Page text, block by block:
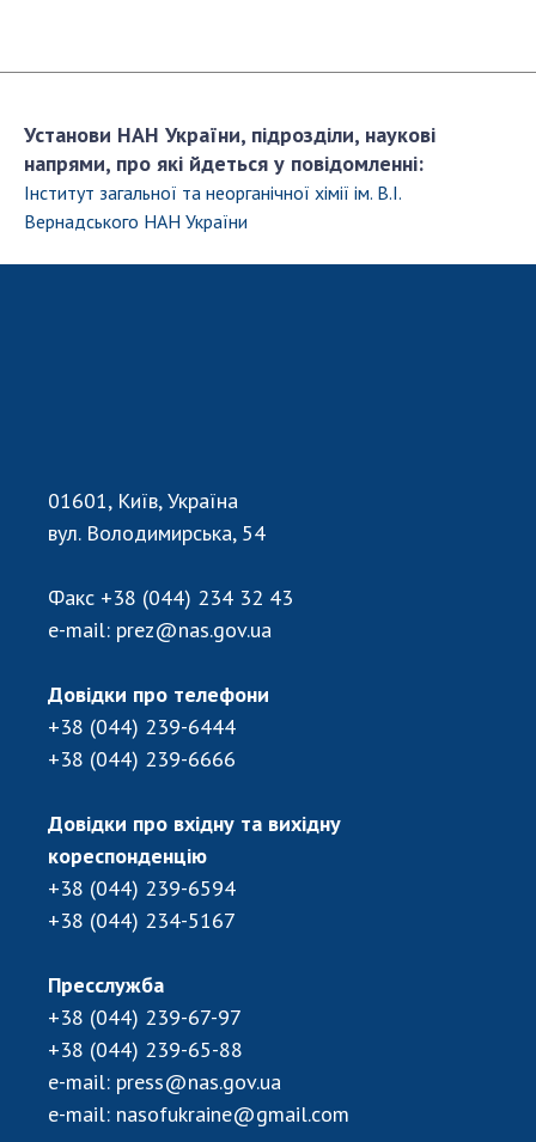
Відкрита наука в НАН України
Робота з молоддю
МІЖНАРОДНЕ СПІВРОБІТНИЦТВО
Державний бюджет НАН України
Вибори до складу НАН України
НОВИНИ
НАУКОВІ ВИДАННЯ
МЕДІА ПРО НАС
АКАДЕМІЯ КОМЕНТУЄ
КОНТАКТИ
ПРОФСПІЛКА НАН УКРАЇНИ
Установи НАН України, підрозділи, наукові
напрями, про які йдеться у повідомленні:
Інститут загальної та неорганічної хімії ім. В.І.
Вернадського НАН України
01601, Київ, Україна
вул. Володимирська, 54
Факс +38 (044) 234 32 43
e-mail: prez@nas.gov.ua
Довідки про телефони
+38 (044) 239-6444
+38 (044) 239-6666
Довідки про вхідну та вихідну
кореспонденцію
+38 (044) 239-6594
+38 (044) 234-5167
Пресслужба
+38 (044) 239-67-97
+38 (044) 239-65-88
e-mail: press@nas.gov.ua
e-mail: nasofukraine@gmail.com